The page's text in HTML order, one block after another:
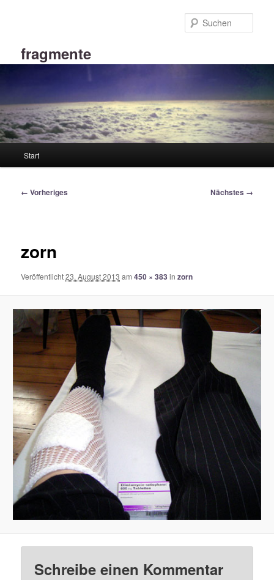
fragmente
Start
Bilder-
← Vorheriges Nächstes →
zorn
Veröffentlicht23. August 2013 am450 × 383 inzorn
Schreibe einen Kommentar